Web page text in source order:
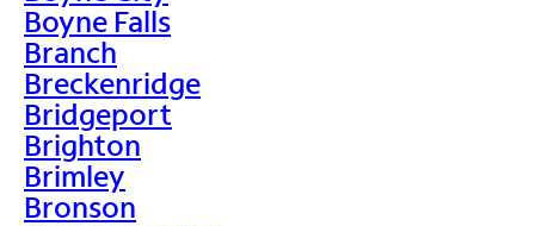
Boyne Falls
Branch
Breckenridge
Bridgeport
Brighton
Brimley
Bronson